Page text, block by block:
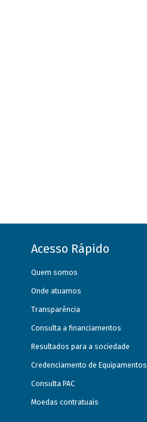
Acesso Rápido
Quem somos
Onde atuamos
Transparência
Consulta a financiamentos
Resultados para a sociedade
Credenciamento de Equipamentos
Consulta PAC
Moedas contratuais